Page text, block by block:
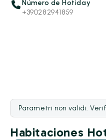
Número de Hotiday
+390282941859
Parametri non validi.
Habitaciones